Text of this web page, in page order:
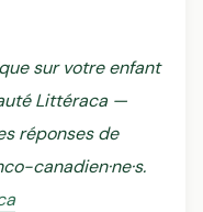
sur votre enfant
Littéraca —
réponses de
canadien·ne·s.